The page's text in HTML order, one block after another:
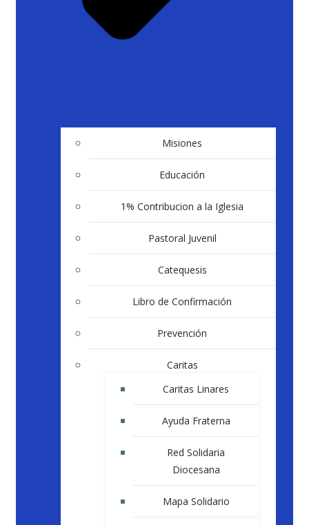
Misiones
Educación
1% Contribucion a la Iglesia
Pastoral Juvenil
Catequesis
Libro de Confirmación
Prevención
Caritas
Caritas Linares
Ayuda Fraterna
Red Solidaria
Diocesana
Mapa Solidario